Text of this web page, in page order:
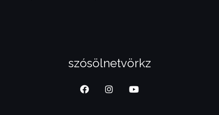
szósölnetvörkz